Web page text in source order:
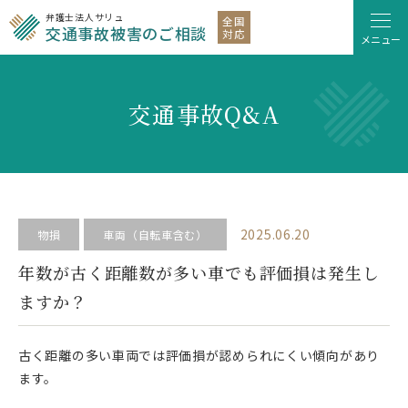
弁護士法人サリュ
交通事故被害のご相談
全国
対応
メニュー
交通事故Q&A
物損 車両（自転車含む） 2025.06.20
年数が古く距離数が多い車でも評価損は発生し
ますか？
古く距離の多い車両では評価損が認められにくい傾向があり
ます。